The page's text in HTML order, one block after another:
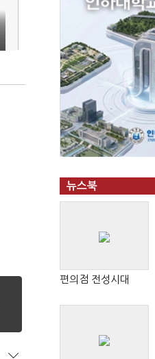
뉴스북
편의점 전성시대